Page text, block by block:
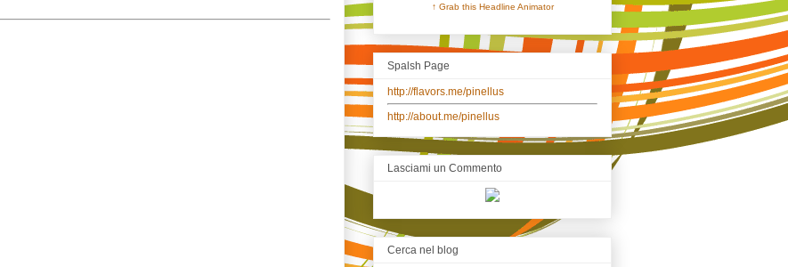
↑ Grab this Headline Animator
Spalsh Page
http://flavors.me/pinellus
http://about.me/pinellus
Lasciami un Commento
Cerca nel blog